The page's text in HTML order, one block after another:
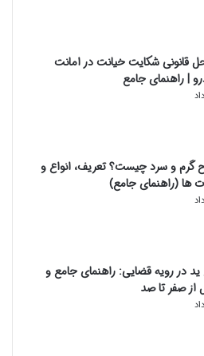
قانونی شکایت خیانت در امانت
| راهنمای جامع
گرم و سرد چیست؟ تعریف، انواع و
ها (راهنمای جامع)
در رویه قضایی: راهنمای جامع و
از صفر تا صد